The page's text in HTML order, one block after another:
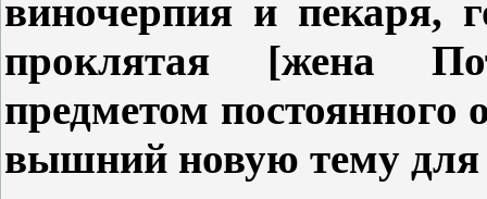
виночерпия и пекаря,
проклятая [жена
предметом
вышний новую тему для